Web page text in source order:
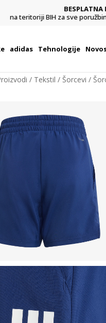
BESPLATNA
na teritoriji BIH za sve
adidas Tehnologije
Tekstil Šorcevi